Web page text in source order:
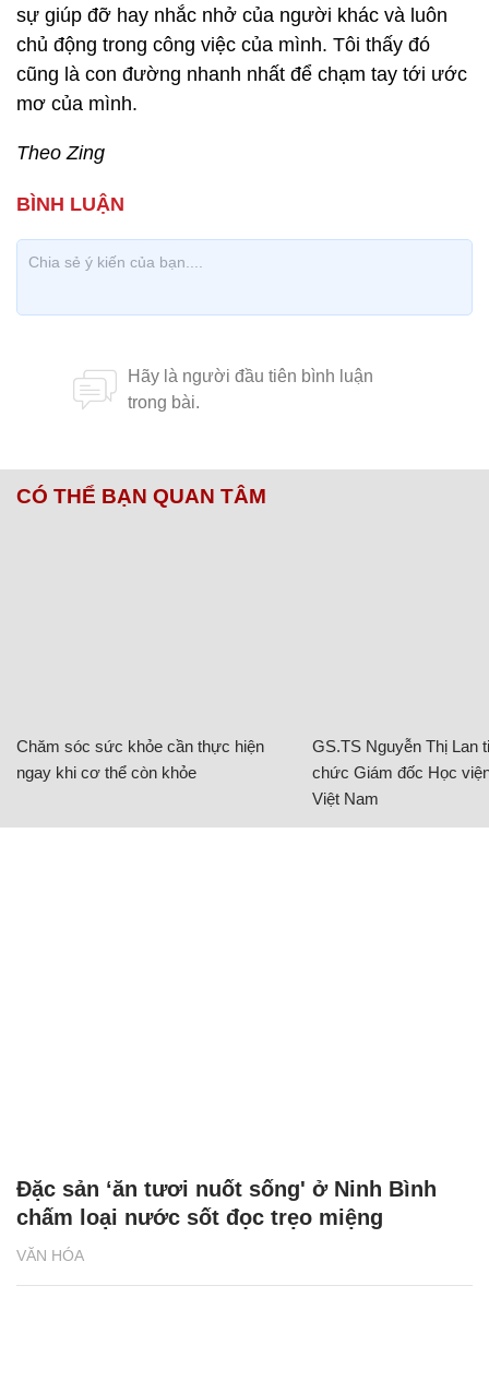
sự giúp đỡ hay nhắc nhở của người khác và luôn
chủ động trong công việc của mình. Tôi thấy đó
cũng là con đường nhanh nhất để chạm tay tới ước
mơ của mình.
Theo Zing
CÓ THỂ BẠN QUAN TÂM
Chăm sóc sức khỏe cần thực hiện
ngay khi cơ thể còn khỏe
GS.TS Nguyễn Thị Lan
chức Giám đốc Học
Việt Nam
VĂN HÓA
Đặc sản ‘ăn tươi nuốt sống' ở Ninh Bình
chấm loại nước sốt đọc trẹo miệng